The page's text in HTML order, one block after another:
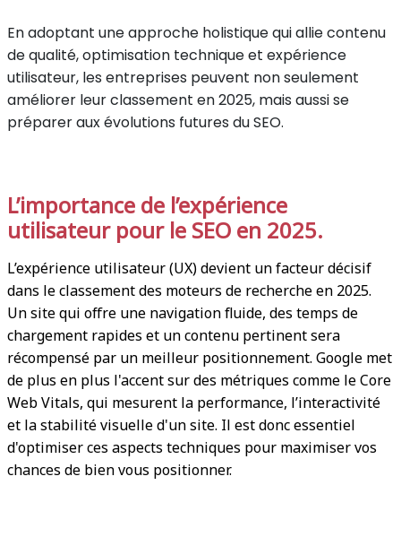
En adoptant une approche holistique qui allie contenu
de qualité, optimisation technique et expérience
utilisateur, les entreprises peuvent non seulement
améliorer leur classement en 2025, mais aussi se
préparer aux évolutions futures du SEO.
L’importance de l’expérience
utilisateur pour le SEO en 2025.
L’expérience utilisateur (UX) devient un facteur décisif
dans le classement des moteurs de recherche en 2025.
Un site qui offre une navigation fluide, des temps de
chargement rapides et un contenu pertinent sera
récompensé par un meilleur positionnement. Google met
de plus en plus l'accent sur des métriques comme le Core
Web Vitals, qui mesurent la performance, l’interactivité
et la stabilité visuelle d'un site. Il est donc essentiel
d'optimiser ces aspects techniques pour maximiser vos
chances de bien vous positionner.